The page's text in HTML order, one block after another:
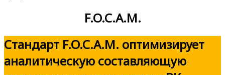
F.O.C.A.M.
Стандарт F.O.C.A.M. оптимизирует
аналитическую составляющую